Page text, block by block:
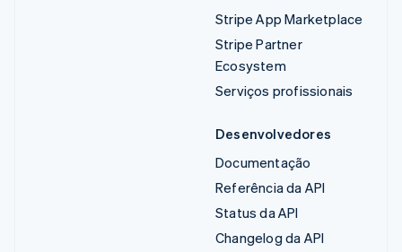
Stripe App Marketplace
Stripe Partner
Ecosystem
Serviços profissionais
Desenvolvedores
Documentação
Referência da API
Status da API
Changelog da API